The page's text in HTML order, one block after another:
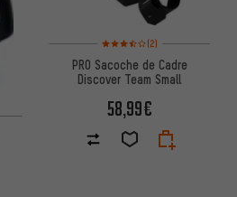
Note moyenne : 3,5 sur 5
(2)
PRO Sacoche de Cadre
Discover Team Small
58,99€